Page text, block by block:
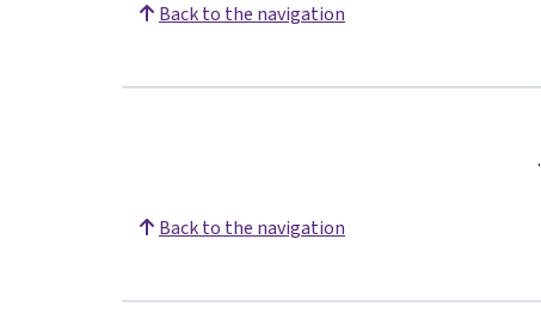
Back to the navigation
.
Back to the navigation